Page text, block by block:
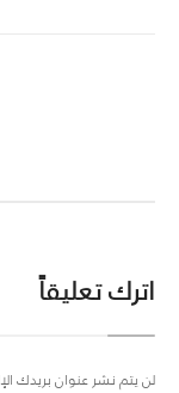
اترك تعليقاً
لن يتم نشر عنوان بريدك